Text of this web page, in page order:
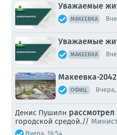
Уважаемые
МАКЕЕВКА
Уважаемые
МАКЕЕВКА
Макеевка-
ОФИЦ. Вчера,
Денис Пушилн рассмотрел
городской средой.//
Вчера, 16:54